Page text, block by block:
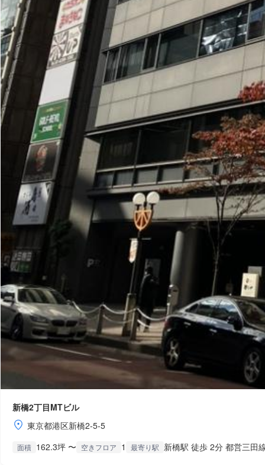
新橋2丁目MTビル
東京都港区新橋2-5-5
面積 162.3坪 〜 空きフロア 1 最寄り駅 新橋駅 徒歩 2分 都営三田